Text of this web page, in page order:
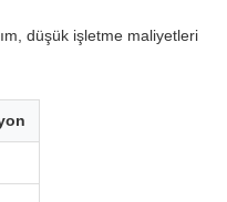
düşük işletme maliyetleri